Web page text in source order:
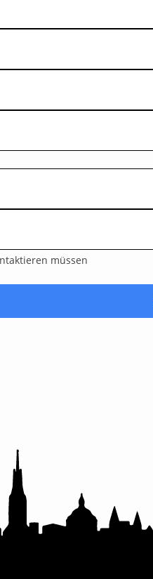
müssen